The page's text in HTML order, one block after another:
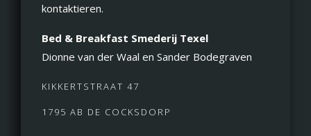
kontaktieren.
Bed & Breakfast Smederij Texel
Dionne van der Waal en Sander Bodegraven
KIKKERTSTRAAT 47
1795 AB DE COCKSDORP